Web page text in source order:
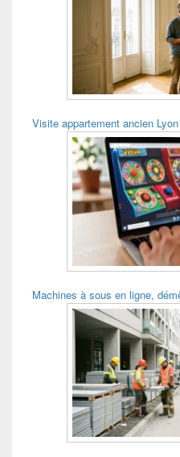
Visite appartement ancien
Machines à sous en ligne,